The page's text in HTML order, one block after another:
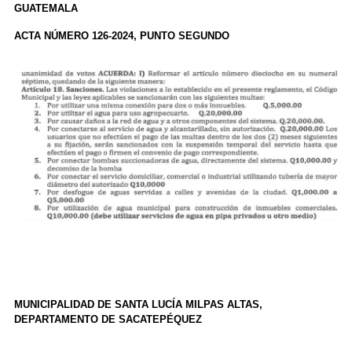
GUATEMALA
ACTA NÚMERO 126-2024, PUNTO SEGUNDO
MUNICIPALIDAD DE SANTA LUCÍA MILPAS ALTAS,
DEPARTAMENTO DE SACATEPÉQUEZ